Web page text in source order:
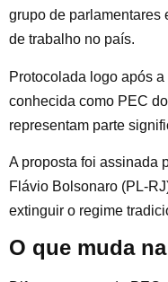
grupo de parlamentares
de trabalho no país.
Protocolada logo após
conhecida como PEC
representam parte
A proposta foi assinada
Flávio Bolsonaro (PL-
extinguir o regime
O que muda